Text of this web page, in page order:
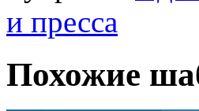
и пресса
Похожие